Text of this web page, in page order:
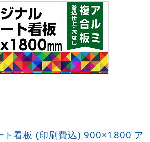
ト看板 (印刷費込) 900×1800 ア